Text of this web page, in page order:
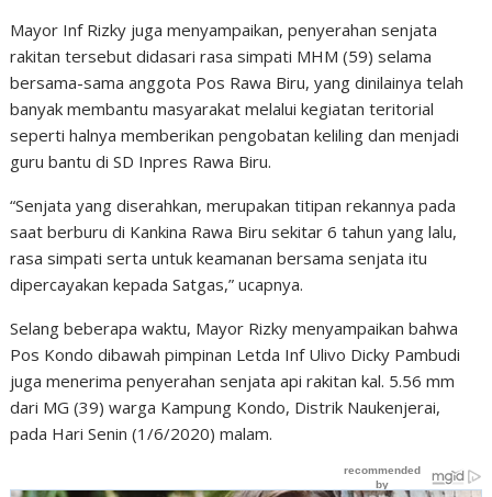
Mayor Inf Rizky juga menyampaikan, penyerahan senjata
rakitan tersebut didasari rasa simpati MHM (59) selama
bersama-sama anggota Pos Rawa Biru, yang dinilainya telah
banyak membantu masyarakat melalui kegiatan teritorial
seperti halnya memberikan pengobatan keliling dan menjadi
guru bantu di SD Inpres Rawa Biru.
“Senjata yang diserahkan, merupakan titipan rekannya pada
saat berburu di Kankina Rawa Biru sekitar 6 tahun yang lalu,
rasa simpati serta untuk keamanan bersama senjata itu
dipercayakan kepada Satgas,” ucapnya.
Selang beberapa waktu, Mayor Rizky menyampaikan bahwa
Pos Kondo dibawah pimpinan Letda Inf Ulivo Dicky Pambudi
juga menerima penyerahan senjata api rakitan kal. 5.56 mm
dari MG (39) warga Kampung Kondo, Distrik Naukenjerai,
pada Hari Senin (1/6/2020) malam.